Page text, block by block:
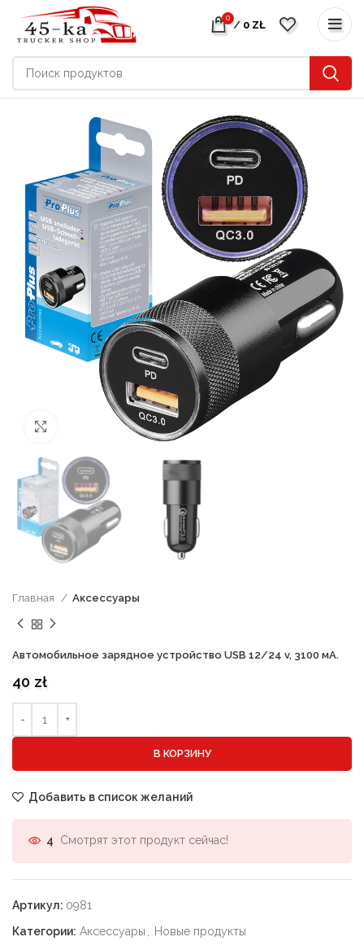
0
/ 0 ZŁ
нажмите, чтобы увеличить
Главная Аксессуары
Автомобильное зарядное устройство USB 12/24 v, 3100 мА.
40 zł
В КОРЗИНУ
Добавить в список желаний
4 Смотрят этот продукт сейчас!
Артикул: 0981
Категории: Аксессуары
Новые продукты